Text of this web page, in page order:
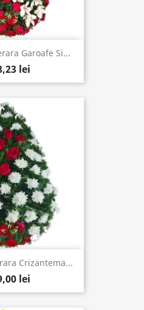
Garoafe Si...
lei
Crizantema...
lei